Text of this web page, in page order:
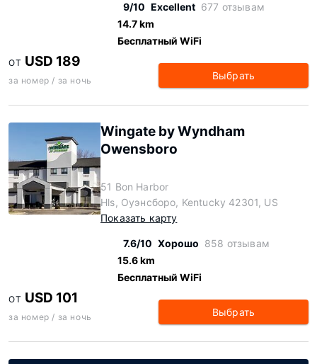
9/10 Excellent 677 отзывам
14.7 km
Бесплатный WiFi
ОТ USD 189
за номер / за ночь Выбрать
Wingate by Wyndham
Owensboro
51 Bon Harbor
Hls, Оуэнсборо, Kentucky 42301, US
Показать карту
7.6/10 Хорошо 858 отзывам
15.6 km
Бесплатный WiFi
ОТ USD 101
за номер / за ночь Выбрать